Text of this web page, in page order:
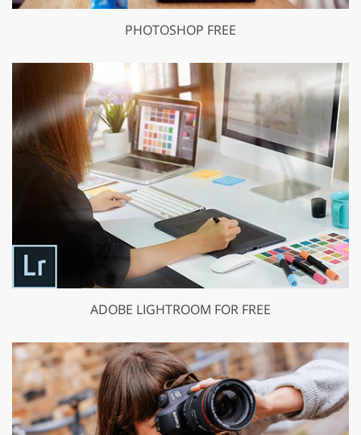
PHOTOSHOP FREE
ADOBE LIGHTROOM FOR FREE